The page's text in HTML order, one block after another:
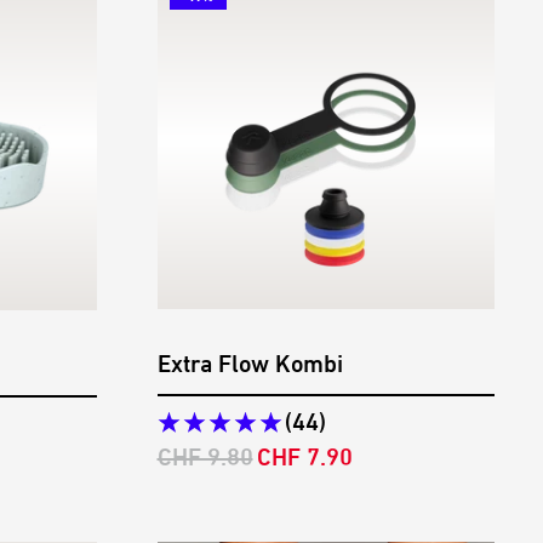
Extra Flow Kombi
(44)
Angebotspreis
CHF 7.90
Regulärer
CHF 9.80